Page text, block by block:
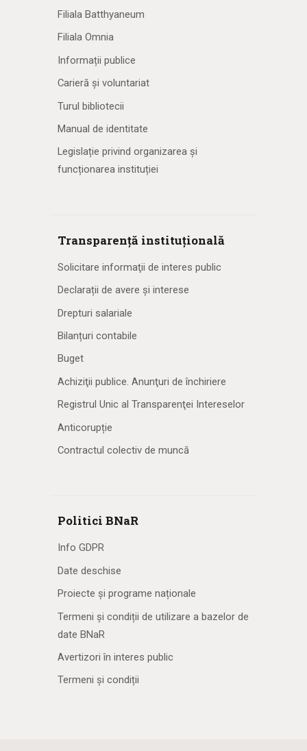
Filiala Batthyaneum
Filiala Omnia
Informații publice
Carieră și voluntariat
Turul bibliotecii
Manual de identitate
Legislație privind organizarea și
funcționarea instituției
Transparență instituțională
Solicitare informaţii de interes public
Declarații de avere și interese
Drepturi salariale
Bilanțuri contabile
Buget
Achiziţii publice. Anunţuri de închiriere
Registrul Unic al Transparenţei Intereselor
Anticorupție
Contractul colectiv de muncă
Politici BNaR
Info GDPR
Date deschise
Proiecte și programe naționale
Termeni și condiții de utilizare a bazelor de
date BNaR
Avertizori în interes public
Termeni și condiții